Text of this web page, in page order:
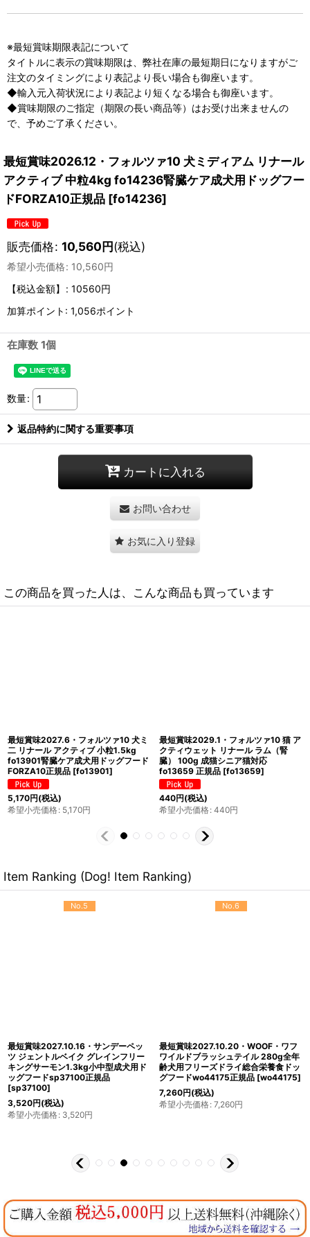
※最短賞味期限表記について
タイトルに表示の賞味期限は、弊社在庫の最短期日になりますがご
注文のタイミングにより表記より長い場合も御座います。
◆輸入元入荷状況により表記より短くなる場合も御座います。
◆賞味期限のご指定（期限の長い商品等）はお受け出来ませんの
で、予めご了承ください。
最短賞味2026.12・フォルツァ10 犬ミディアム リナール
アクティブ 中粒4kg fo14236腎臓ケア成犬用ドッグフー
ドFORZA10正規品 [fo14236]
販売価格: 10,560円(税込)
希望小売価格: 10,560円
【税込金額】
: 10560円
加算ポイント: 1,056ポイント
在庫数 1個
数量:
返品特約に関する重要事項
カートに入れる
お問い合わせ
お気に入り登録
この商品を買った人は、こんな商品も買っています
SALE/賞味切迫2026.10・フォルツァ
10 犬ミディアム エコー アクティブ中
粒 4kg fo14373耳管・外耳ケア
FORZA10正規品 [fo14373]
7,392円(税込)
希望小売価格: 10,560円
最短賞味2026.12・フォルツァ10 猫
リナール アクティブ キャット400g
fo14250成猫シニア猫 腎臓ケア キャ
ットフード正規品 [fo14250
1,870円(税込)
希望小売価格: 1,870円
Item Ranking (Dog! Item Ranking)
No.5
最短賞味2027.10.16・サンデーペッ
ツ ジェントルベイク グレインフリー
キングサーモン1.3kg小中型成犬用ド
ッグフードsp37100正規品
[sp37100]
3,520円(税込)
希望小売価格: 3,520円
No.6
最短賞味2027.10.20・WOOF・ワフ
ワイルドブラッシュテイル 280g全年
齢犬用フリーズドライ総合栄養食ドッ
グフードwo44175正規品 [wo44175]
7,260円(税込)
希望小売価格: 7,260円